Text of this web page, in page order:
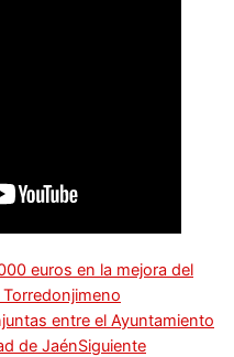
euros en la mejora del
entre el Ayuntamiento
de JaénSiguiente